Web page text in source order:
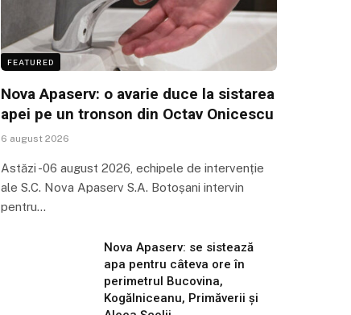
FEATURED
Nova Apaserv: o avarie duce la sistarea
apei pe un tronson din Octav Onicescu
6 august 2026
Astăzi -06 august 2026, echipele de intervenție
ale S.C. Nova Apaserv S.A. Botoșani intervin
pentru…
Nova Apaserv: se sistează
apa pentru câteva ore în
perimetrul Bucovina,
Kogălniceanu, Primăverii și